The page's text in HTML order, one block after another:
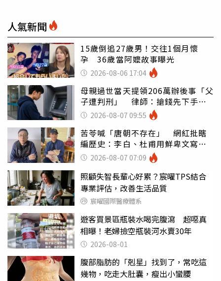
人氣新聞
15歲倒追27歲男！交往1個月懷
孕 36歲當阿嬤故事曝光
2026-08-06 17:04
母親過世當天提領206萬辦後事「父
子遭判刑」 律師：搶錢先下手是
罪 2026-08-07 09:55
苦苓喊「唐朝不存在」 網紅批瞎
編歷史：李白、杜甫用鮮卑文寫
詩？2026-08-07 07:09
照顧失智長輩心好累？宸曜TPS結合
專業評估，改善生活品質
宸曜國際醫療體系
遊客買景區瓶裝水喝完腹瀉 超噁真
相曝！老婦撿空瓶裝河水賣30年
2026-08-01
腹部脂肪的「剋星」找到了，常吃這
幾物，吃走大肚囊，瘦出小蠻腰